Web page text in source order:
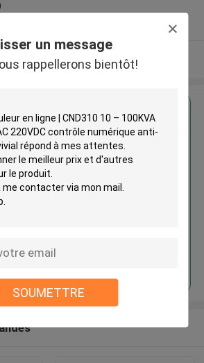
un message
rappellerons bientôt!
SOUMETTRE
Regardez plus
Électricité Onduleur en ligne |
CND310 10 – 100KVA
380/400/415VAC 220VDC
Continuer